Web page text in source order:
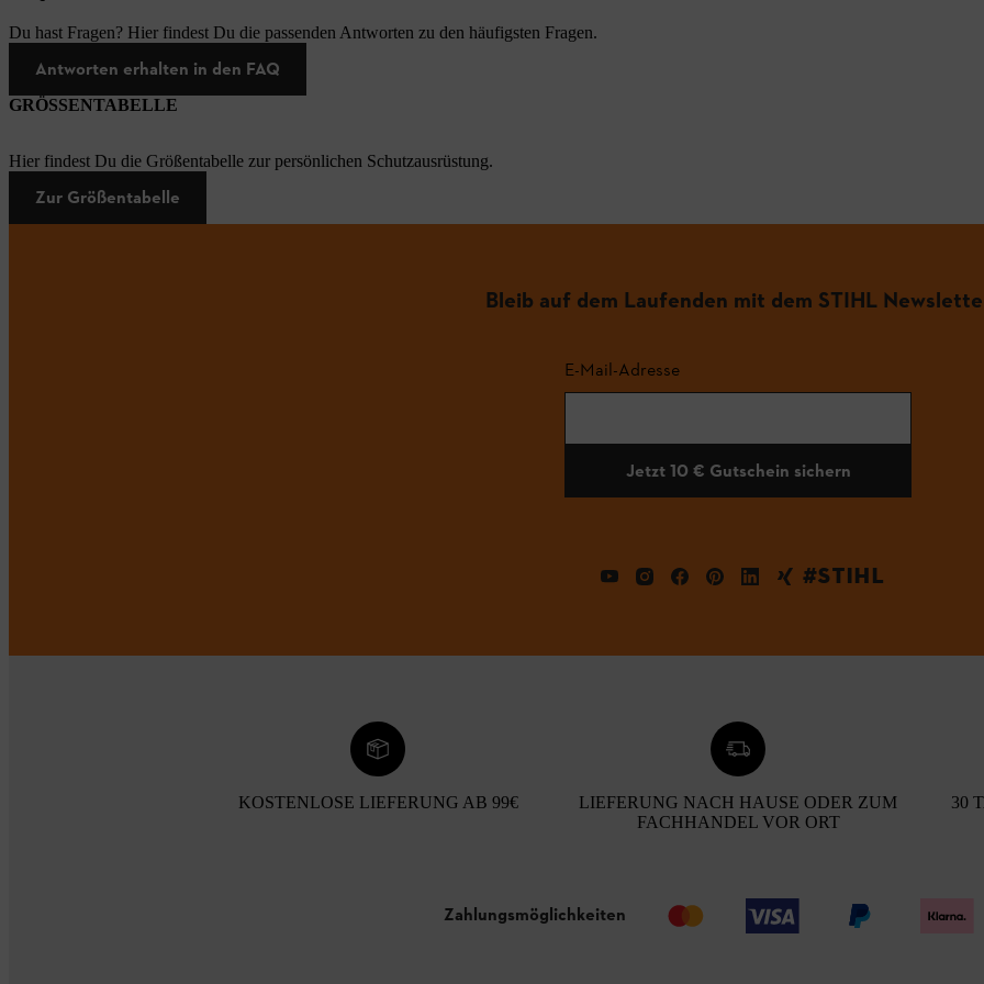
Du hast Fragen? Hier findest Du die passenden Antworten zu den häufigsten Fragen.
Antworten erhalten in den FAQ
GRÖSSENTABELLE
Hier findest Du die Größentabelle zur persönlichen Schutzausrüstung.
Zur Größentabelle
Bleib auf dem Laufenden mit dem STIHL
E-Mail-Adresse
Jetzt 10 € Gutschein sichern
#STIHL
KOSTENLOSE LIEFERUNG AB 99€
LIEFERUNG NACH HAUSE ODER ZUM
FACHHANDEL VOR ORT
30
Zahlungsmöglichkeiten